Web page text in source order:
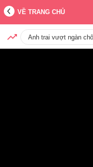
VỀ TRANG CHỦ
Anh trai vượt ngàn